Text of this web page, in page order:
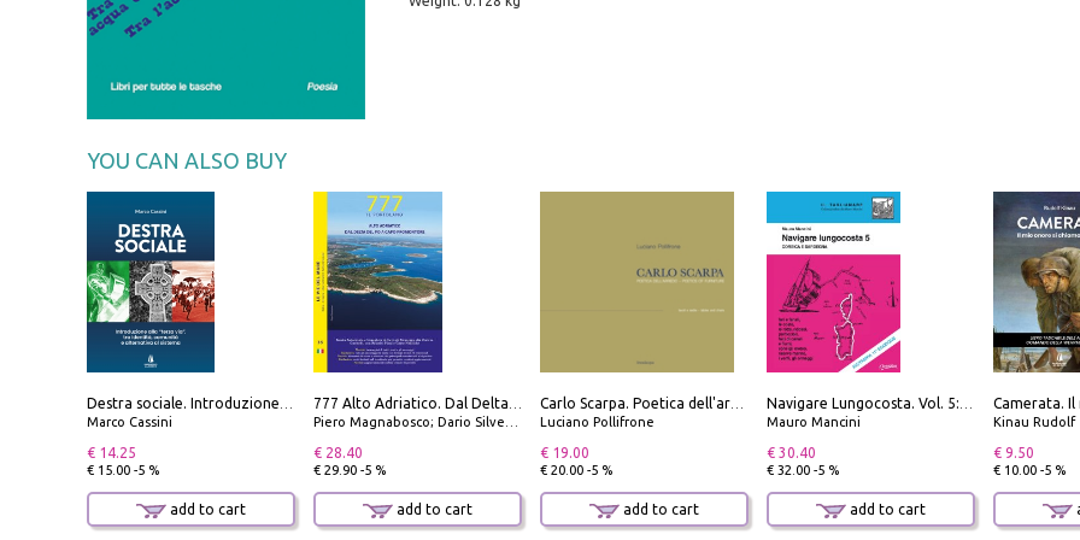
YOU CAN ALSO BUY
Destra sociale. Introduzione alla «terza via», tra identità, comunità e alternativa al sistema
Marco Cassini
€ 14.25
€ 15.00 -5 %
add to cart
777 Alto Adriatico. Dal Delta del Po a Capo Promontore. Con QR Code
Piero Magnabosco; Dario Silvestro; Marco Sbrizzi
€ 28.40
€ 29.90 -5 %
add to cart
Carlo Scarpa. Poetica dell'arredo. Tavoli e sedie-Poetics of furniture. Tables and chairs. Ediz. bilingue
Luciano Pollifrone
€ 19.00
€ 20.00 -5 %
add to cart
Navigare Lungocosta. Vol. 5: Corsica e Sardegna
Mauro Mancini
€ 30.40
€ 32.00 -5 %
add to cart
Kinau Rudolf
€ 9.50
€ 10.00 -5 %